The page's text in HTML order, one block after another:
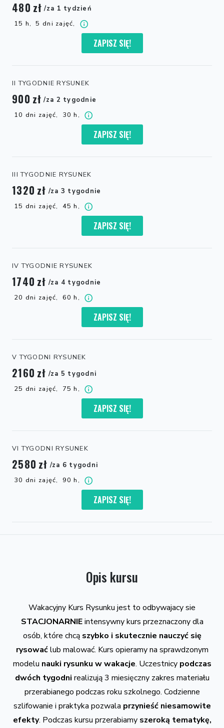
480 zł /za 1 tydzień
15 h, 5 dni zajęć,
ZAPISZ SIĘ!
II TYGODNIE RYSUNEK
900 zł /za 2 tygodnie
10 dni zajęć,
30 h,
ZAPISZ SIĘ!
III TYGODNIE RYSUNEK
1320 zł /za 3 tygodnie
15 dni zajęć,
45 h,
ZAPISZ SIĘ!
IV TYGODNIE RYSUNEK
1740 zł /za 4 tygodnie
20 dni zajęć,
60 h,
ZAPISZ SIĘ!
V TYGODNI RYSUNEK
2160 zł /za 5 tygodni
25 dni zajęć,
75 h,
ZAPISZ SIĘ!
VI TYGODNI RYSUNEK
2580 zł /za 6 tygodni
30 dni zajęć,
90 h,
ZAPISZ SIĘ!
Opis kursu
Wakacyjny Kurs Rysunku jest to odbywajacy sie
STACJONARNIEintensywny kurs przeznaczony dla
osób, które chcąszybko i skutecznie nauczyć się
rysowaćlub malować. Kurs opieramy na sprawdzonym
modelu nauki rysunku w wakacje. Uczestnicy podczas
dwóch tygodni realizują 3 miesięczny zakres materiału
przerabianego podczas roku szkolnego. Codzienne
szlifowanie i praktyka pozwala przynieść niesamowite
efekty. Podczas kursu przerabiamy szeroką tematykę,